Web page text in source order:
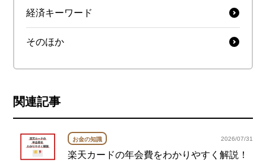
経済キーワード
そのほか
関連記事
お金の知識 2026/07/31
楽天カードの年会費をわかりやすく解説！